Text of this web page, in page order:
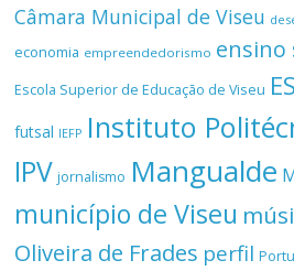
Câmara Municipal de Viseu
economia empreendedorismo ensino
Escola Superior de Educação de Viseu
futsal IEFP Instituto
IPV jornalismo Mangualde
município de Viseu
Oliveira de Frades perfil